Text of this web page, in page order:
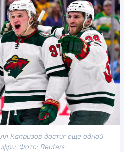
Капризов достиг еще одной
Фото: Reuters